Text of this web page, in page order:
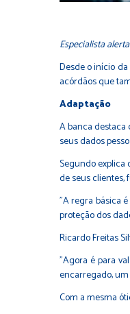
Especialista
Desde o início
acórdãos que
Adaptação
A banca destaca
seus dados
Segundo explica
de seus clientes,
"A regra básica
proteção dos
Ricardo Freitas
"Agora é para
encarregado,
Com a mesma